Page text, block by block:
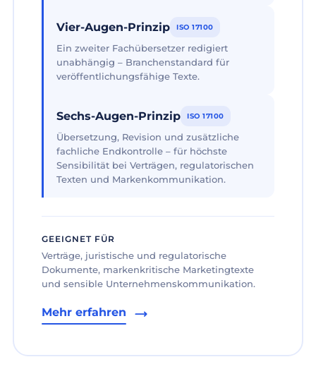
Vier-Augen-Prinzip ISO 17100
Ein zweiter Fachübersetzer redigiert
unabhängig – Branchenstandard für
veröffentlichungsfähige Texte.
Sechs-Augen-Prinzip ISO 17100
Übersetzung, Revision und zusätzliche
fachliche Endkontrolle – für höchste
Sensibilität bei Verträgen, regulatorischen
Texten und Markenkommunikation.
GEEIGNET FÜR
Verträge, juristische und regulatorische
Dokumente, markenkritische Marketingtexte
und sensible Unternehmenskommunikation.
Mehr erfahren